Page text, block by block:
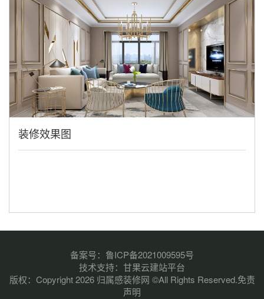
装修效果图
备案号： 鲁ICP备2021009595号
技术支持： 甘果云建站平台
版权：Copyright 2026 归属感装修网 ©All Rights Reserved.免责
声明